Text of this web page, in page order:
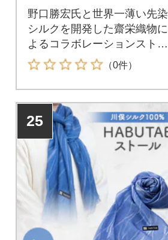
野口勝宏氏と世界一薄い先染
シルクを開発した齋栄織物に
よるコラボレーションストー
ルです。
（0件）
25